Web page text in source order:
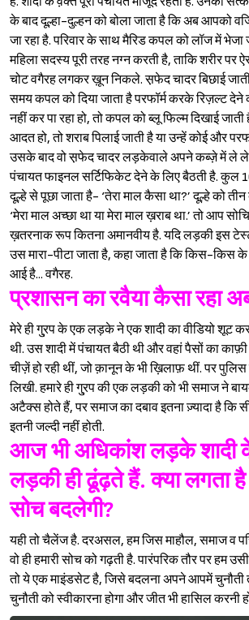
के बाद दूल्हा-दुल्हन को बोला जाता है कि अब आपको
जा रहा है. परिवार के साथ मैरिड कपल को लॉज में भेजा
महिला सदस्य पूरी तरह नग्न करती है, ताकि शरीर पर
चोट वगैरह लगकर ख़ून निकले. स़फेद चादर बिछाई
समय कपल को दिया जाता है परफॉर्म करके रिज़ल्ट देने
नहीं कर पा रहा हो, तो कपल को ब्लू फिल्म दिखाई जाती
आदत हो, तो शराब पिलाई जाती है या उन्हें कोई और
उसके बाद वो स़फेद चादर लड़केवाले अपने कब्ज़े में ले
पंचायत फाइनल सर्टिफिकेट देने के लिए बैठती है. कुल
दूल्हे से पूछा जाता है- ‘तेरा माल कैसा था?’ दूल्हे को
‘मेरा माल अच्छा था या मेरा माल ख़राब था.’ तो आप
ख़तरनाक रूप कितना अमानवीय है. यदि लड़की इस
उस मारा-पीटा जाता है, कहा जाता है कि किस-किस
आई है... वगैरह.
प्रशासन का रवैया कैसा रहा
मेरे ही गु्रप के एक लड़के ने एक शादी का वीडियो शूट
थी. उस शादी में पंचायत बैठी थी और वहां पैसों का
चीज़ें हो रही थीं, जो क़ानून के भी ख़िलाफ़ थीं. पर
लिखी. हमारे ही गु्रप की एक लड़की को भी समाज ने
अटैक्स होते हैं, पर समाज का दबाव इतना ज़्यादा है कि
इतनी जल्दी नहीं होती.
आज भी अधिकांश लड़के शादी के
लड़की ही ढूंढ़ते हैं. क्या लगता
सोच बदलेगी?
यही तो चैलेंज है. दरअसल, हम जिस माहौल, समाज व
वो ही हमारी सोच को गढ़ती है. पारंपरिक तौर पर हम
तो ये एक माइंडसेट है, जिसे बदलना अपने आपमें चुनौती
चुनौती को स्वीकारना होगा और जीत भी हासिल करनी